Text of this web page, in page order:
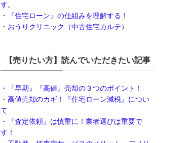
す。
・『住宅ローン』の仕組みを理解する！
・おうりクリニック（中古住宅カルテ）
【売りたい方】読んでいただきたい記事
・『早期』『高値』売却の３つのポイント！
・高値売却のカギ！『住宅ローン減税』につい
て
・『査定依頼』は慎重に！業者選びは重要で
す！